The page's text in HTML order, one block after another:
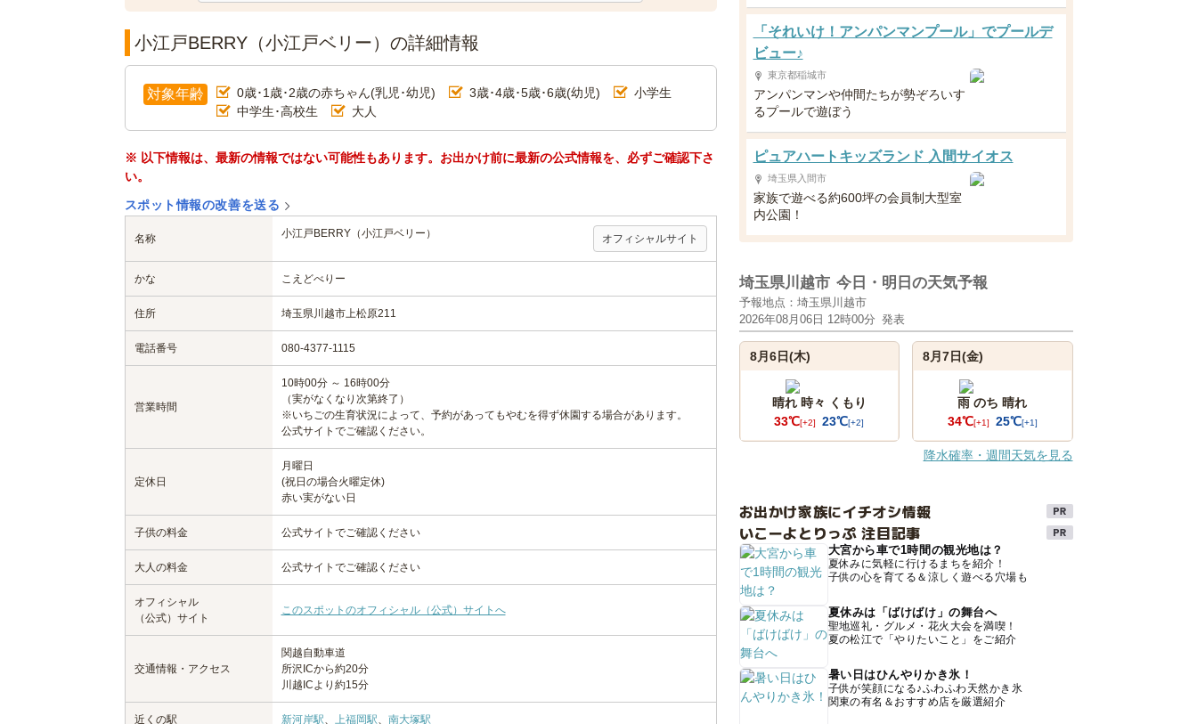
小江戸BERRY（小江戸ベリー）の詳細情報
対象年齢 0歳･1歳･2歳の赤ちゃん(乳児･幼児) 3歳･4歳･5歳･6歳(幼児)
小学生
中学生･高校生
大人
※ 以下情報は、最新の情報ではない可能性もあります。お出かけ前に最新の公式情報を、必ずご確認下さ
い。
スポット情報の改善を送る
名称 小江戸BERRY（小江戸ベリー） オフィシャルサイト
かな こえどべりー
住所 埼玉県川越市上松原211
電話番号 080-4377-1115
営業時間
10時00分 ～ 16時00分
（実がなくなり次第終了）
※いちごの生育状況によって、予約があってもやむを得ず休園する場合があります。
公式サイトでご確認ください。
定休日
月曜日
(祝日の場合火曜定休)
赤い実がない日
子供の料金 公式サイトでご確認ください
大人の料金 公式サイトでご確認ください
オフィシャル
（公式）サイト
このスポットのオフィシャル（公式）サイトへ
交通情報・アクセス
関越自動車道
所沢ICから約20分
川越ICより約15分
近くの駅 新河岸駅、 上福岡駅、 南大塚駅
「それいけ！アンパンマンプール」でプールデ
ビュー♪
東京都稲城市
アンパンマンや仲間たちが勢ぞろいす
るプールで遊ぼう
ピュアハートキッズランド 入間サイオス
埼玉県入間市
家族で遊べる約600坪の会員制大型室
内公園！
埼玉県川越市 今日・明日の天気予報
予報地点：埼玉県川越市
2026年08月06日 12時00分 発表
8月6日(木)
晴れ 時々 くもり
33℃[+2] 23℃[+2]
8月7日(金)
雨 のち 晴れ
34℃[+1] 25℃[+1]
降水確率・週間天気を見る
お出かけ家族にイチオシ情報
いこーよとりっぷ 注目記事
大宮から車で1時間の観光地は？
夏休みに気軽に行けるまちを紹介！
子供の心を育てる＆涼しく遊べる穴場も
夏休みは「ばけばけ」の舞台へ
聖地巡礼・グルメ・花火大会を満喫！
夏の松江で「やりたいこと」をご紹介
暑い日はひんやりかき氷！
子供が笑顔になる♪ふわふわ天然かき氷
関東の有名＆おすすめ店を厳選紹介